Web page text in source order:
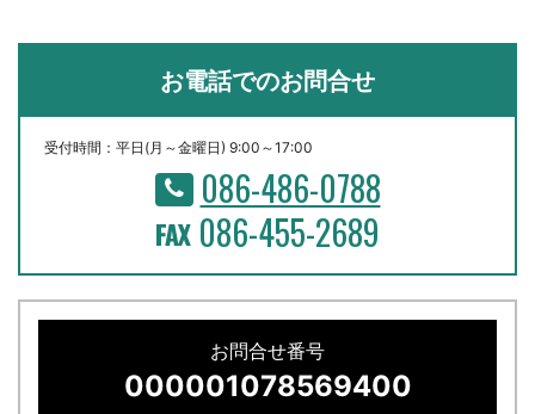
お電話でのお問合せ
受付時間：平日(月～金曜日) 9:00～17:00
086-486-0788
086-455-2689
お問合せ番号
000001078569400